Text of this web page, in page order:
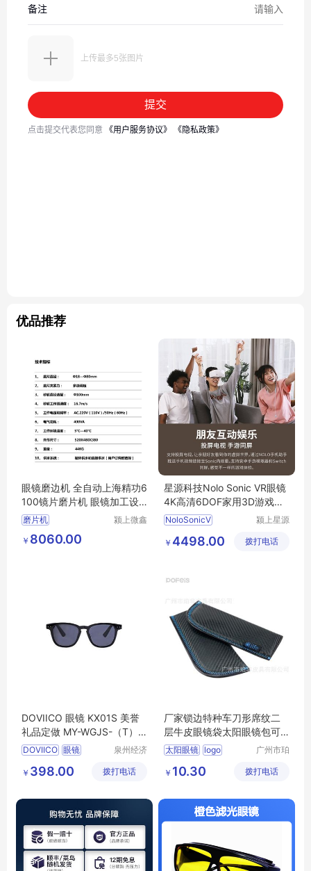
优品推荐
眼镜磨边机 全自动上海精功6
100镜片磨片机 眼镜加工设
备 配底座
磨片机
颍上微鑫
￥ 8060.00
星源科技Nolo Sonic VR眼镜
4K高清6DOF家用3D游戏电
影一体机
NoloSonicV
颍上星源
有限公司
￥ 4498.00 拨打电话
DOVIICO 眼镜 KX01S 美誉
礼品定做 MY-WGJS-（T）-
02
DOVIICO 眼镜
WGJS
T 02
泉州经济
区美誉商
￥ 398.00 拨打电话
厂家锁边特种车刀形席纹二
层牛皮眼镜袋太阳眼镜包可
加LOGO批发
太阳眼镜 logo
广州市珀
限公司
￥ 10.30 拨打电话